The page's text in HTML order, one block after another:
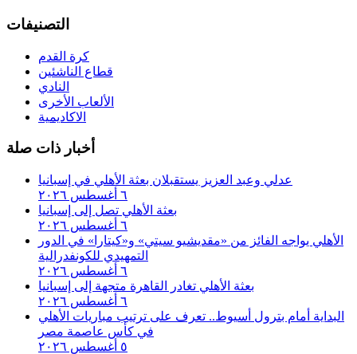
التصنيفات
كرة القدم
قطاع الناشئين
النادي
الألعاب الأخرى
الاكاديمية
أخبار ذات صلة
عدلي وعبد العزيز يستقبلان بعثة الأهلي في إسبانيا
٦ أغسطس ٢٠٢٦
بعثة الأهلي تصل إلى إسبانيا
٦ أغسطس ٢٠٢٦
الأهلي يواجه الفائز من «مقديشيو سيتي» و«كيتارا» في الدور
التمهيدي للكونفدرالية
٦ أغسطس ٢٠٢٦
بعثة الأهلي تغادر القاهرة متجهة إلى إسبانيا
٦ أغسطس ٢٠٢٦
البداية أمام بترول أسيوط.. تعرف على ترتيب مباريات الأهلي
في كأس عاصمة مصر
٥ أغسطس ٢٠٢٦